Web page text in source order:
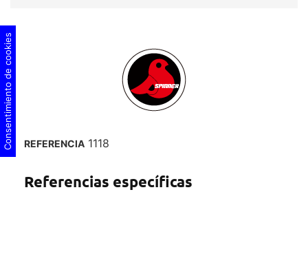
REFERENCIA 1118
Referencias específicas
Consentimiento de cookies